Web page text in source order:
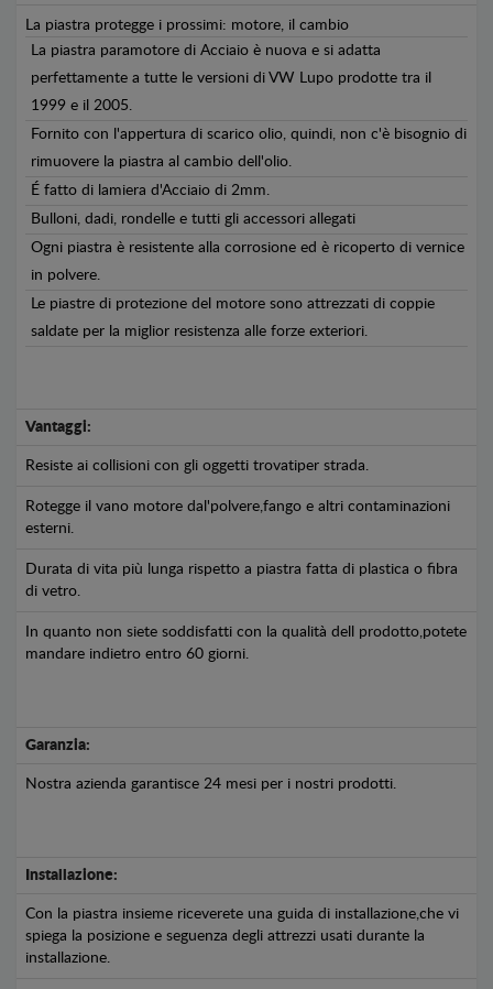
La piastra protegge i prossimi: motore, il cambio
La piastra paramotore di Acciaio è nuova e si adatta
perfettamente a tutte le versioni di VW Lupo prodotte tra il
1999 e il 2005.
Fornito con l'appertura di scarico olio, quindi, non c'è bisognio di
rimuovere la piastra al cambio dell'olio.
É fatto di lamiera d'Acciaio di 2mm.
Bulloni, dadi, rondelle e tutti gli accessori allegati
Ogni piastra è resistente alla corrosione ed è ricoperto di vernice
in polvere.
Le piastre di protezione del motore sono attrezzati di coppie
saldate per la miglior resistenza alle forze exteriori.
Vantaggi:
Resiste ai collisioni con gli oggetti trovatiper strada.
Rotegge il vano motore dal'polvere,fango e altri contaminazioni
esterni.
Durata di vita più lunga rispetto a piastra fatta di plastica o fibra
di vetro.
In quanto non siete soddisfatti con la qualità dell prodotto,potete
mandare indietro entro 60 giorni.
Garanzia:
Nostra azienda garantisce 24 mesi per i nostri prodotti.
Installazione:
Con la piastra insieme riceverete una guida di installazione,che vi
spiega la posizione e seguenza degli attrezzi usati durante la
installazione.